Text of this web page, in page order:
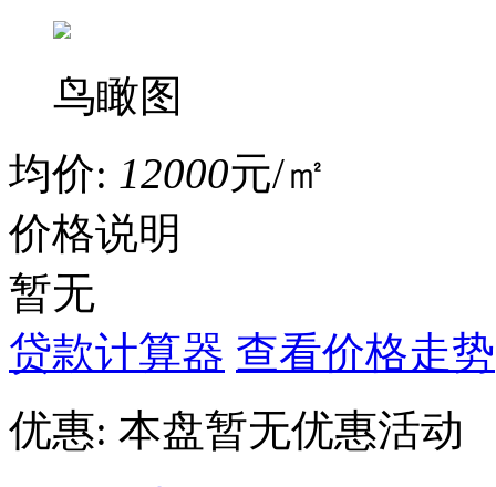
鸟瞰图
均价: 12000元/㎡
价格说明
暂无
贷款计算器 查看价格走势
优惠: 本盘暂无优惠活动